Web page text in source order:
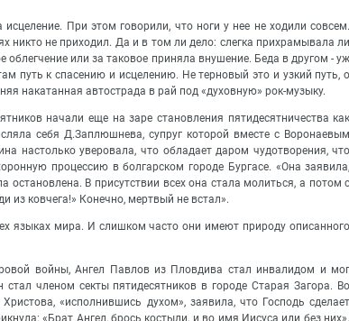
При этом говорили, что ноги у нее не ходили совсем.
никто не приходил. Да и в том ли дело: слегка прихрамывала ли
или за таковое приняла внушение. Беда в другом - уж
путь к спасению и исцелению. Не терновый это и узкий путь, о
накатанная автострада в рай под «духовную» рок-музыку.
начали еще на заре становления пятидесятничества как
себя Д.Заплюшнева, супруг которой вместе с Воронаевым
настолько уверовала, что обладает даром чудотворения, что
процессию в болгарском городе Бургасе. «Она заявила,
остановлена. В присутствии всех она стала молиться, а потом с
из ковчега!» Конечно, мертвый не встал».
языках мира. И слишком часто они имеют природу описанного
войны, Ангел Павлов из Пловдива стал инвалидом и мог
членом секты пятидесятников в городе Старая Загора. Во
«исполнившись духом», заявила, что Господь сделает
«Брат Ангел, брось костыли, и во имя Иисуса иди без них».